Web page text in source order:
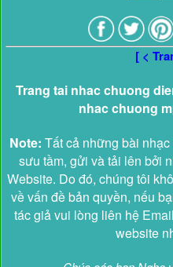
[ <
Trang tai nhac chuong
nhac chuong
Note: Tất cả những bài
sưu tầm, gửi và tải lên bởi
Website. Do đó, chúng tôi
về vấn đề bản quyền, nếu
tác giả vui lòng liên hệ
website